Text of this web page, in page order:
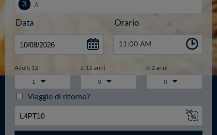
Data Orario
11:00 AM
Adulti 12+ 2-11 anni 0-2 anni
1 0 0
Viaggio di ritorno?